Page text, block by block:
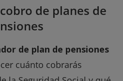
de planes de
de plan de pensiones
cuánto cobrarás